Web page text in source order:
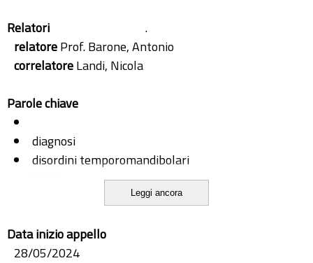
Relatori
.
relatoreProf. Barone, Antonio
correlatoreLandi, Nicola
Parole chiave
diagnosi
disordini temporomandibolari
Leggi ancora
Data inizio appello
28/05/2024